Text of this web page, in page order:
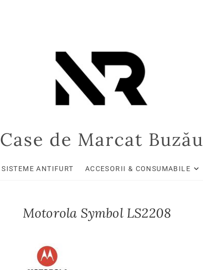
Case de Marcat Buzău
SISTEME ANTIFURT ACCESORII & CONSUMABILE
Motorola Symbol LS2208